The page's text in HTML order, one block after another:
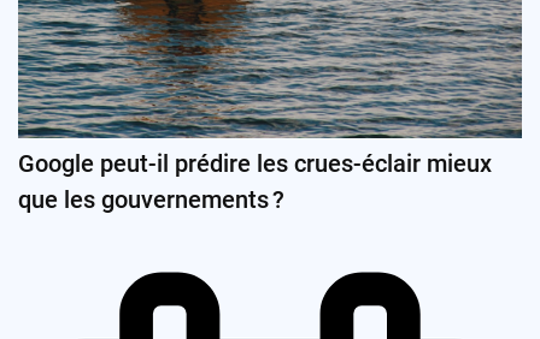
Google peut-il prédire les crues-éclair mieux
que les gouvernements ?